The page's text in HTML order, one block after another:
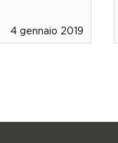
4 gennaio 2019